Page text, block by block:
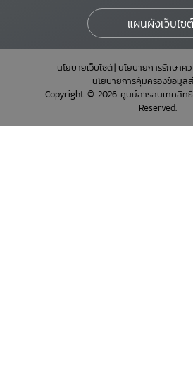
แผนผังเว็บไซต์
นโยบายเว็บไซต์ นโยบายการรักษา
นโยบายการคุ้มครองข้อมูล
Copyright © 2026 ศูนย์สารสนเทศสิท
Reserved.